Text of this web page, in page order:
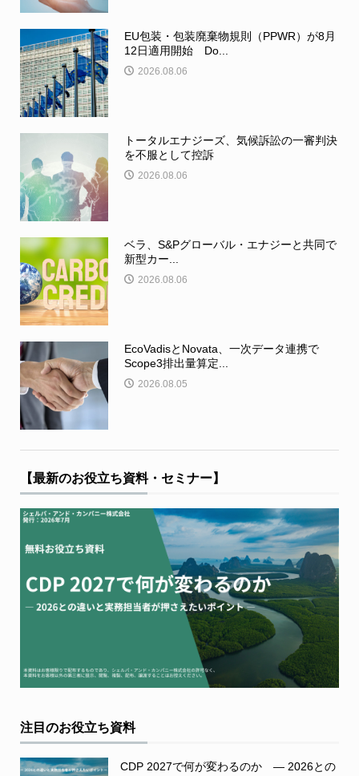
EU包装・包装廃棄物規則（PPWR）が8月
12日適用開始 Do...
2026.08.06
トータルエナジーズ、気候訴訟の一審判決
を不服として控訴
2026.08.06
ベラ、S&Pグローバル・エナジーと共同で
新型カー...
2026.08.06
EcoVadisとNovata、一次データ連携で
Scope3排出量算定...
2026.08.05
【最新のお役立ち資料・セミナー】
注目のお役立ち資料
CDP 2027で何が変わるのか ― 2026との